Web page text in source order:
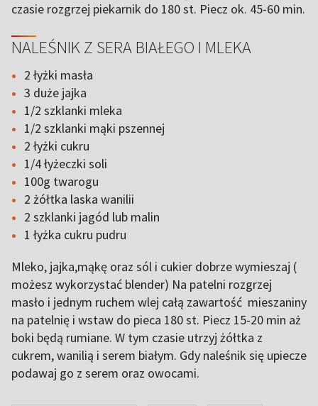
czasie rozgrzej piekarnik do 180 st. Piecz ok. 45-60 min.
NALEŚNIK Z SERA BIAŁEGO I MLEKA
2 łyżki masła
3 duże jajka
1/2 szklanki mleka
1/2 szklanki mąki pszennej
2 łyżki cukru
1/4 łyżeczki soli
100g twarogu
2 żółtka laska wanilii
2 szklanki jagód lub malin
1 łyżka cukru pudru
Mleko, jajka,mąkę oraz sól i cukier dobrze wymieszaj (
możesz wykorzystać blender) Na patelni rozgrzej
masło i jednym ruchem wlej całą zawartość mieszaniny
na patelnię i wstaw do pieca 180 st. Piecz 15-20 min aż
boki będą rumiane. W tym czasie utrzyj żółtka z
cukrem, wanilią i serem białym. Gdy naleśnik się upiecze
podawaj go z serem oraz owocami.